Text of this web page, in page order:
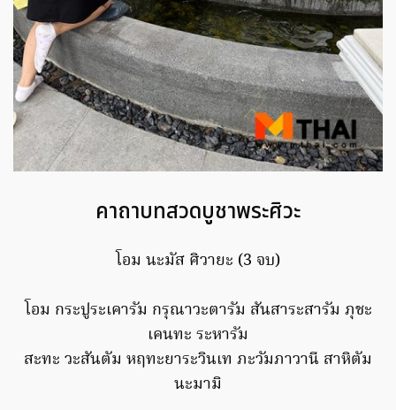
คาถาบทสวดบูชาพระศิวะ
โอม นะมัส ศิวายะ (3 จบ)
โอม กระปูระเคารัม กรุณาวะตารัม สันสาระสารัม ภุชะ
เคนทะ ระหารัม
สะทะ วะสันตัม หฤทะยาระวินเท ภะวัมภาวานี สาหิตัม
นะมามิ